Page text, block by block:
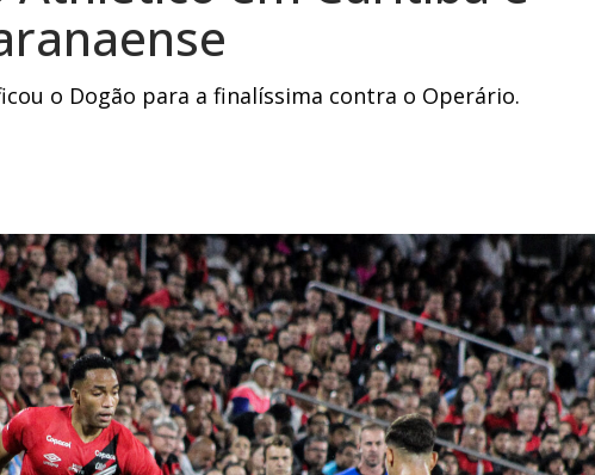
o Dogão para a finalíssima contra o Operário.